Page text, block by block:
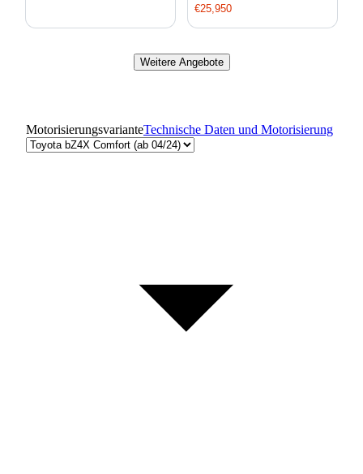
€25,950
Weitere Angebote
MotorisierungsvarianteTechnische Daten und Motorisierung